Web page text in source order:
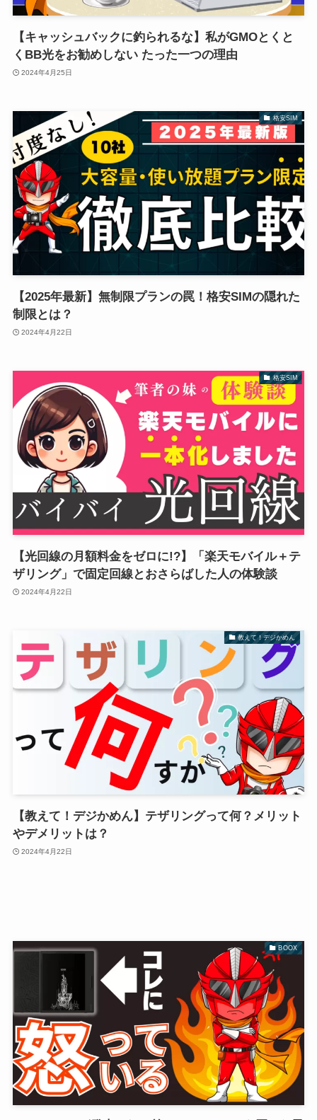
【キャッシュバックに釣られるな】私がGMOとくと
くBB光をお勧めしない たった一つの理由
2024年4月25日
格安SIM
【2025年最新】無制限プランの罠！格安SIMの隠れた
制限とは？
2024年4月22日
格安SIM
【光回線の月額料金をゼロに!?】「楽天モバイル＋テ
ザリング」で固定回線とおさらばした人の体験談
2024年4月22日
教えて！デジかめん
【教えて！デジかめん】テザリングって何？メリット
やデメリットは？
2024年4月22日
BOOX